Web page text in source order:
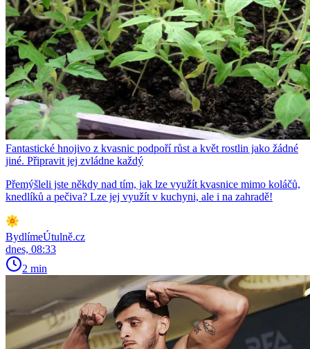
Fantastické hnojivo z kvasnic podpoří růst a květ rostlin jako žádné
jiné. Připravit jej zvládne každý
Přemýšleli jste někdy nad tím, jak lze využít kvasnice mimo koláčů,
knedlíků a pečiva? Lze jej využít v kuchyni, ale i na zahradě!
BydlímeÚtulně.cz
dnes, 08:33
2 min